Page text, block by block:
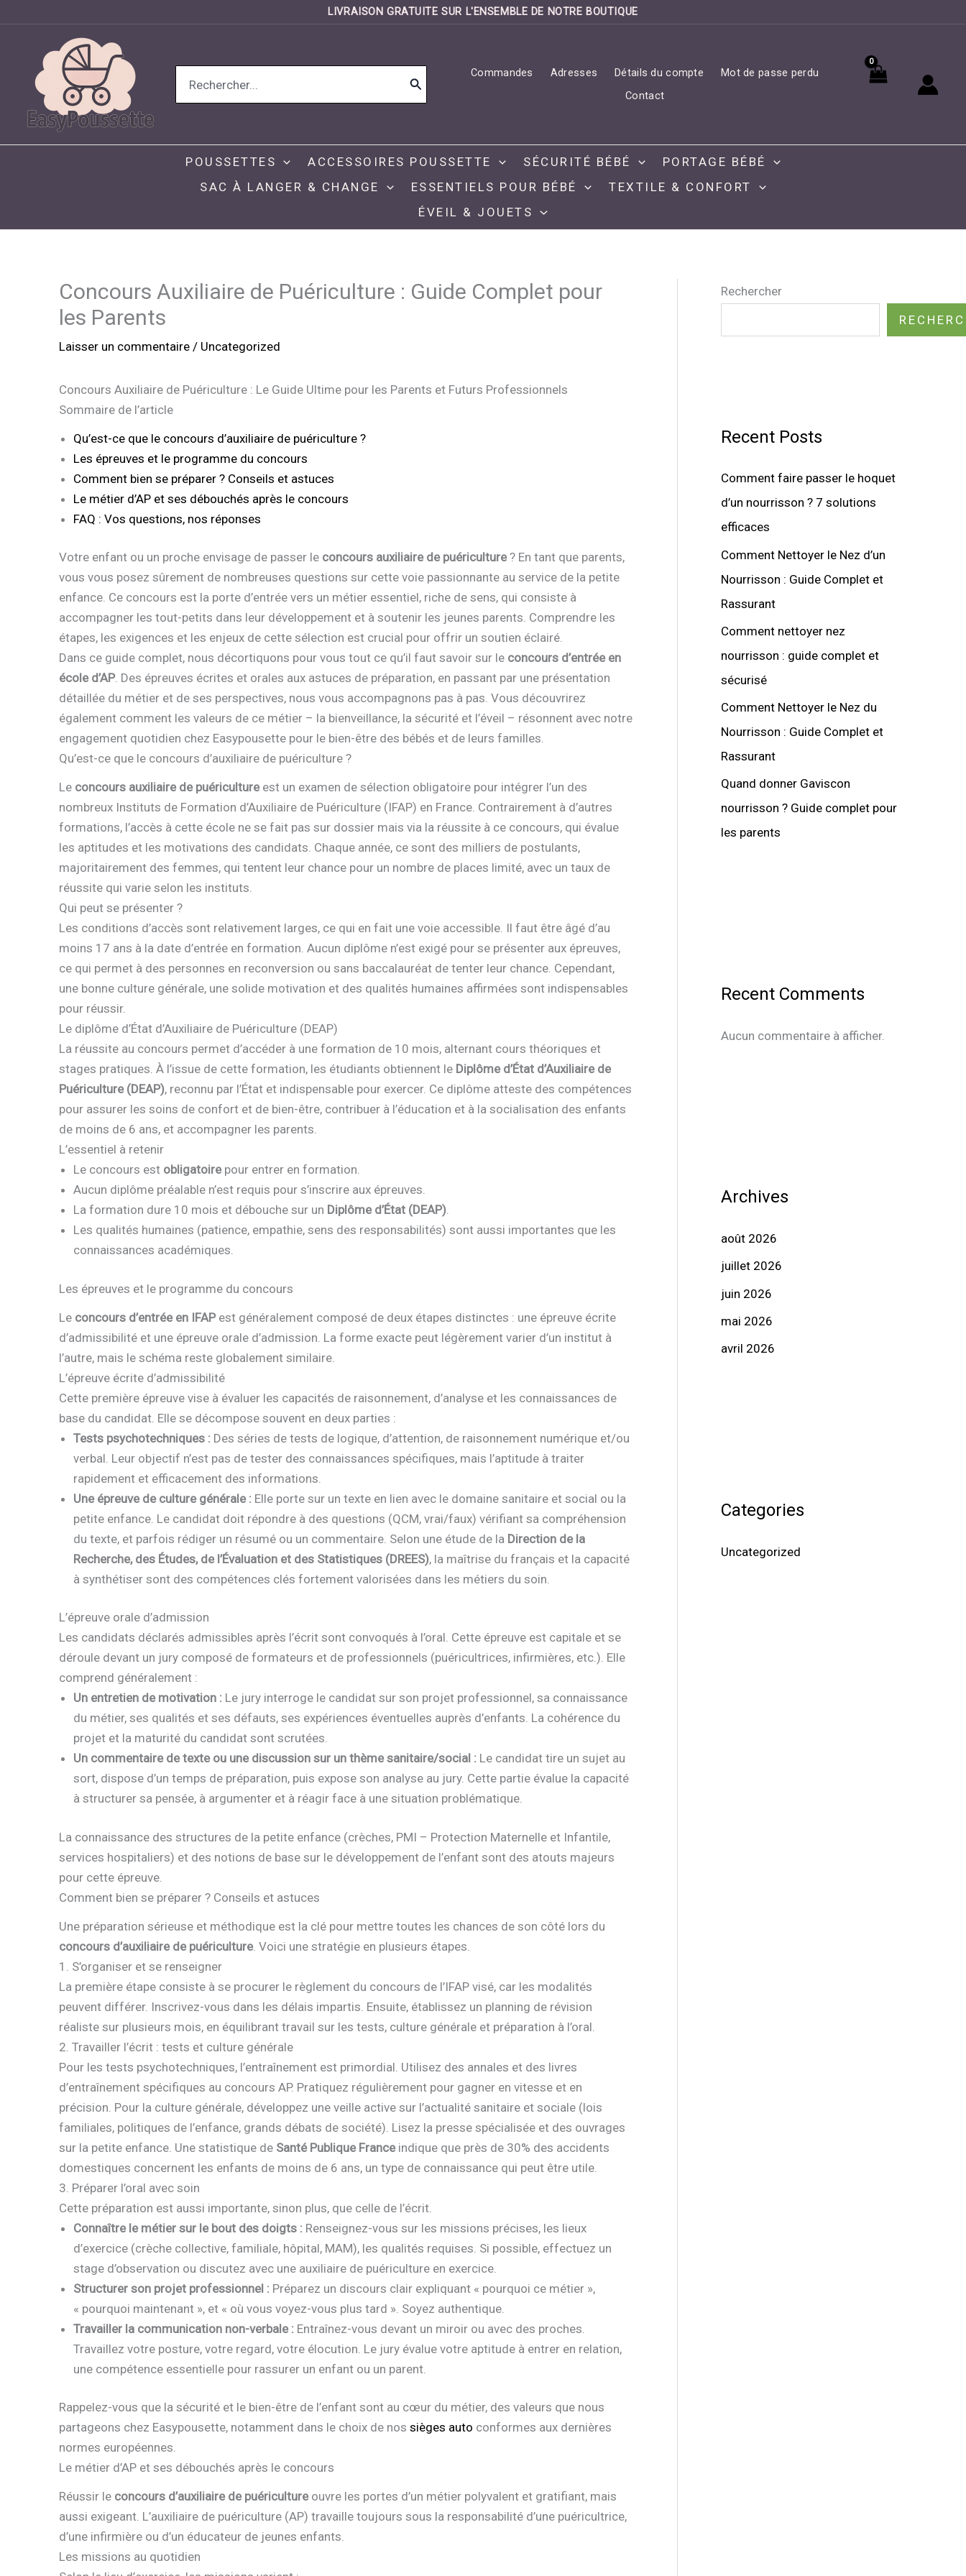
LIVRAISON GRATUITE SUR L'ENSEMBLE DE NOTRE BOUTIQUE
contenu
Search
for:
Commandes Adresses Détails du compte
Mot de passe perdu
Contact
POUSSETTES ACCESSOIRES POUSSETTE SÉCURITÉ BÉBÉ
PORTAGE BÉBÉ
SAC À LANGER & CHANGE
ESSENTIELS POUR BÉBÉ
TEXTILE & CONFORT
ÉVEIL & JOUETS
Concours Auxiliaire de Puériculture : Guide Complet pour
les Parents
Laisser un commentaire / Uncategorized
Concours Auxiliaire de Puériculture : Le Guide Ultime pour les Parents et Futurs Professionnels
Sommaire de l’article
Qu’est-ce que le concours d’auxiliaire de puériculture ?
Les épreuves et le programme du concours
Comment bien se préparer ? Conseils et astuces
Le métier d’AP et ses débouchés après le concours
FAQ : Vos questions, nos réponses
Votre enfant ou un proche envisage de passer le concours auxiliaire de puériculture? En tant que parents,
vous vous posez sûrement de nombreuses questions sur cette voie passionnante au service de la petite
enfance. Ce concours est la porte d’entrée vers un métier essentiel, riche de sens, qui consiste à
accompagner les tout-petits dans leur développement et à soutenir les jeunes parents. Comprendre les
étapes, les exigences et les enjeux de cette sélection est crucial pour offrir un soutien éclairé.
Dans ce guide complet, nous décortiquons pour vous tout ce qu’il faut savoir sur le concours d’entrée en
école d’AP. Des épreuves écrites et orales aux astuces de préparation, en passant par une présentation
détaillée du métier et de ses perspectives, nous vous accompagnons pas à pas. Vous découvrirez
également comment les valeurs de ce métier – la bienveillance, la sécurité et l’éveil – résonnent avec notre
engagement quotidien chez Easypousette pour le bien-être des bébés et de leurs familles.
Qu’est-ce que le concours d’auxiliaire de puériculture ?
Le concours auxiliaire de puéricultureest un examen de sélection obligatoire pour intégrer l’un des
nombreux Instituts de Formation d’Auxiliaire de Puériculture (IFAP) en France. Contrairement à d’autres
formations, l’accès à cette école ne se fait pas sur dossier mais via la réussite à ce concours, qui évalue
les aptitudes et les motivations des candidats. Chaque année, ce sont des milliers de postulants,
majoritairement des femmes, qui tentent leur chance pour un nombre de places limité, avec un taux de
réussite qui varie selon les instituts.
Qui peut se présenter ?
Les conditions d’accès sont relativement larges, ce qui en fait une voie accessible. Il faut être âgé d’au
moins 17 ans à la date d’entrée en formation. Aucun diplôme n’est exigé pour se présenter aux épreuves,
ce qui permet à des personnes en reconversion ou sans baccalauréat de tenter leur chance. Cependant,
une bonne culture générale, une solide motivation et des qualités humaines affirmées sont indispensables
pour réussir.
Le diplôme d’État d’Auxiliaire de Puériculture (DEAP)
La réussite au concours permet d’accéder à une formation de 10 mois, alternant cours théoriques et
stages pratiques. À l’issue de cette formation, les étudiants obtiennent le Diplôme d’État d’Auxiliaire de
Puériculture (DEAP), reconnu par l’État et indispensable pour exercer. Ce diplôme atteste des compétences
pour assurer les soins de confort et de bien-être, contribuer à l’éducation et à la socialisation des enfants
de moins de 6 ans, et accompagner les parents.
L’essentiel à retenir
Le concours est obligatoirepour entrer en formation.
Aucun diplôme préalable n’est requis pour s’inscrire aux épreuves.
La formation dure 10 mois et débouche sur un Diplôme d’État (DEAP).
Les qualités humaines (patience, empathie, sens des responsabilités) sont aussi importantes que les
connaissances académiques.
Les épreuves et le programme du concours
Le concours d’entrée en IFAP est généralement composé de deux étapes distinctes : une épreuve écrite
d’admissibilité et une épreuve orale d’admission. La forme exacte peut légèrement varier d’un institut à
l’autre, mais le schéma reste globalement similaire.
L’épreuve écrite d’admissibilité
Cette première épreuve vise à évaluer les capacités de raisonnement, d’analyse et les connaissances de
base du candidat. Elle se décompose souvent en deux parties :
Tests psychotechniques : Des séries de tests de logique, d’attention, de raisonnement numérique et/ou
verbal. Leur objectif n’est pas de tester des connaissances spécifiques, mais l’aptitude à traiter
rapidement et efficacement des informations.
Une épreuve de culture générale : Elle porte sur un texte en lien avec le domaine sanitaire et social ou la
petite enfance. Le candidat doit répondre à des questions (QCM, vrai/faux) vérifiant sa compréhension
du texte, et parfois rédiger un résumé ou un commentaire. Selon une étude de la Direction de la
Recherche, des Études, de l’Évaluation et des Statistiques (DREES), la maîtrise du français et la capacité
à synthétiser sont des compétences clés fortement valorisées dans les métiers du soin.
L’épreuve orale d’admission
Les candidats déclarés admissibles après l’écrit sont convoqués à l’oral. Cette épreuve est capitale et se
déroule devant un jury composé de formateurs et de professionnels (puéricultrices, infirmières, etc.). Elle
comprend généralement :
Un entretien de motivation : Le jury interroge le candidat sur son projet professionnel, sa connaissance
du métier, ses qualités et ses défauts, ses expériences éventuelles auprès d’enfants. La cohérence du
projet et la maturité du candidat sont scrutées.
Un commentaire de texte ou une discussion sur un thème sanitaire/social : Le candidat tire un sujet au
sort, dispose d’un temps de préparation, puis expose son analyse au jury. Cette partie évalue la capacité
à structurer sa pensée, à argumenter et à réagir face à une situation problématique.
La connaissance des structures de la petite enfance (crèches, PMI – Protection Maternelle et Infantile,
services hospitaliers) et des notions de base sur le développement de l’enfant sont des atouts majeurs
pour cette épreuve.
Comment bien se préparer ? Conseils et astuces
Une préparation sérieuse et méthodique est la clé pour mettre toutes les chances de son côté lors du
concours d’auxiliaire de puériculture. Voici une stratégie en plusieurs étapes.
1. S’organiser et se renseigner
La première étape consiste à se procurer le règlement du concours de l’IFAP visé, car les modalités
peuvent différer. Inscrivez-vous dans les délais impartis. Ensuite, établissez un planning de révision
réaliste sur plusieurs mois, en équilibrant travail sur les tests, culture générale et préparation à l’oral.
2. Travailler l’écrit : tests et culture générale
Pour les tests psychotechniques, l’entraînement est primordial. Utilisez des annales et des livres
d’entraînement spécifiques au concours AP. Pratiquez régulièrement pour gagner en vitesse et en
précision. Pour la culture générale, développez une veille active sur l’actualité sanitaire et sociale (lois
familiales, politiques de l’enfance, grands débats de société). Lisez la presse spécialisée et des ouvrages
sur la petite enfance. Une statistique de Santé Publique Franceindique que près de 30% des accidents
domestiques concernent les enfants de moins de 6 ans, un type de connaissance qui peut être utile.
3. Préparer l’oral avec soin
Cette préparation est aussi importante, sinon plus, que celle de l’écrit.
Connaître le métier sur le bout des doigts : Renseignez-vous sur les missions précises, les lieux
d’exercice (crèche collective, familiale, hôpital, MAM), les qualités requises. Si possible, effectuez un
stage d’observation ou discutez avec une auxiliaire de puériculture en exercice.
Structurer son projet professionnel : Préparez un discours clair expliquant « pourquoi ce métier »,
« pourquoi maintenant », et « où vous voyez-vous plus tard ». Soyez authentique.
Travailler la communication non-verbale : Entraînez-vous devant un miroir ou avec des proches.
Travaillez votre posture, votre regard, votre élocution. Le jury évalue votre aptitude à entrer en relation,
une compétence essentielle pour rassurer un enfant ou un parent.
Rappelez-vous que la sécurité et le bien-être de l’enfant sont au cœur du métier, des valeurs que nous
partageons chez Easypousette, notamment dans le choix de nos sièges auto conformes aux dernières
normes européennes.
Le métier d’AP et ses débouchés après le concours
Réussir le concours d’auxiliaire de puéricultureouvre les portes d’un métier polyvalent et gratifiant, mais
aussi exigeant. L’auxiliaire de puériculture (AP) travaille toujours sous la responsabilité d’une puéricultrice,
d’une infirmière ou d’un éducateur de jeunes enfants.
Les missions au quotidien
Rechercher
Recent Posts
Comment faire passer le hoquet
d’un nourrisson ? 7 solutions
efficaces
Comment Nettoyer le Nez d’un
Nourrisson : Guide Complet et
Rassurant
Comment nettoyer nez
nourrisson : guide complet et
sécurisé
Comment Nettoyer le Nez du
Nourrisson : Guide Complet et
Rassurant
Quand donner Gaviscon
nourrisson ? Guide complet pour
les parents
Recent Comments
Aucun commentaire à afficher.
Archives
août 2026
juillet 2026
juin 2026
mai 2026
avril 2026
Categories
Uncategorized